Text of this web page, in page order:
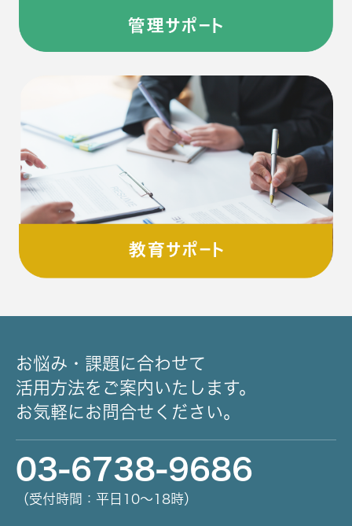
お悩み・課題に合わせて
活用方法をご案内いたします。
お気軽にお問合せください。
03-6738-9686
（受付時間：平日10～18時）